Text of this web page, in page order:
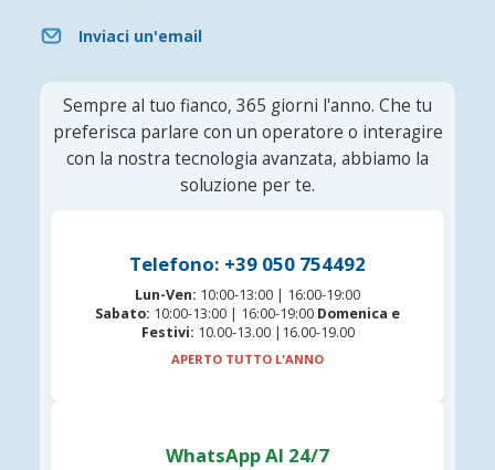
Inviaci un'email
Sempre al tuo fianco, 365 giorni l'anno. Che tu
preferisca parlare con un operatore o interagire
con la nostra tecnologia avanzata, abbiamo la
soluzione per te.
Telefono: +39 050 754492
Lun-Ven: 10:00-13:00 | 16:00-19:00
Sabato: 10:00-13:00 | 16:00-19:00 Domenica e
Festivi: 10.00-13.00 |16.00-19.00
APERTO TUTTO L'ANNO
WhatsApp AI 24/7